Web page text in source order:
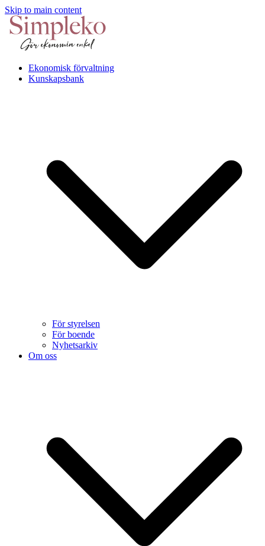
Skip to main content
Ekonomisk förvaltning
Kunskapsbank
För styrelsen
För boende
Nyhetsarkiv
Om oss